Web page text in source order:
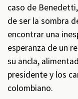
caso de
de ser la sombra
encontrar una
esperanza de un
su ancla,
presidente y los
colombiano.